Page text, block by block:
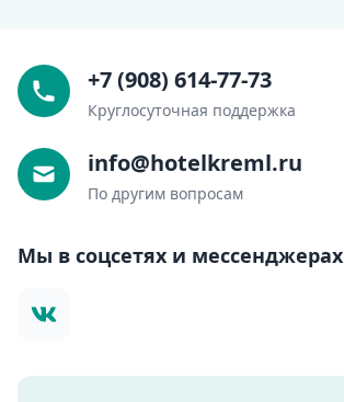
+7 (908) 614-77-73
Круглосуточная поддержка
info@hotelkreml.ru
По другим вопросам
Мы в соцсетях и мессенджерах